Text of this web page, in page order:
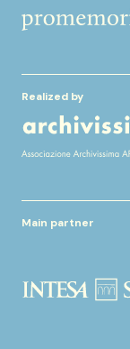
Realized by
Main partner